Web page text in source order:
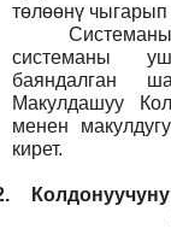
төлөөнү
системаны
баяндалган
Макулдашуу
менен
кирет.